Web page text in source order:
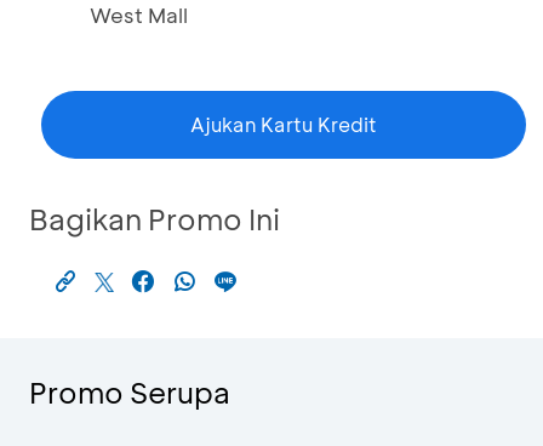
West Mall
Ajukan Kartu Kredit
Bagikan Promo Ini
Promo Serupa